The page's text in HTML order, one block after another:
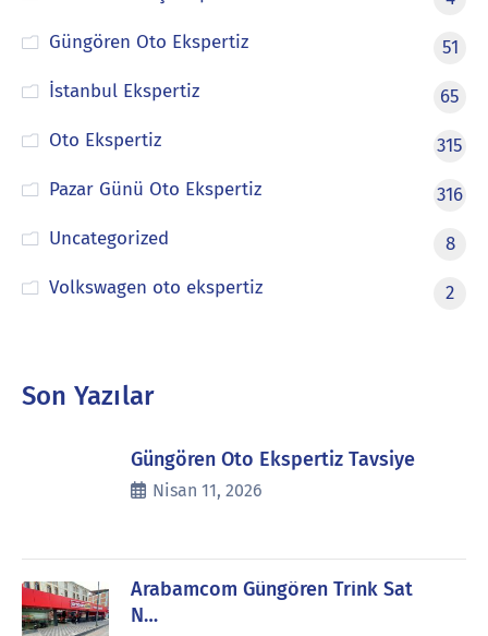
Güngören Oto Ekspertiz
51
İstanbul Ekspertiz
65
Oto Ekspertiz
315
Pazar Günü Oto Ekspertiz
316
Uncategorized
8
Volkswagen oto ekspertiz
2
Son Yazılar
Güngören Oto Ekspertiz Tavsiye
Nisan 11, 2026
Arabamcom Güngören Trink Sat
N…